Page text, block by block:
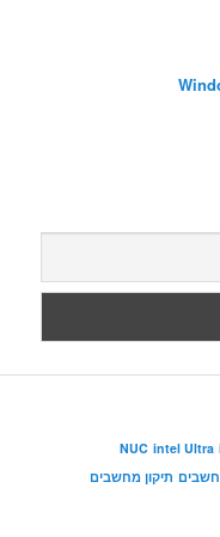
intel Ultra
NUC
תיקון מחשבים